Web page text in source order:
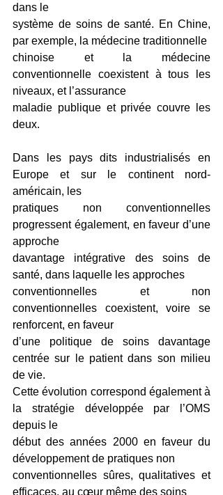
dans le
système de soins de santé. En Chine,
par exemple, la médecine traditionnelle
chinoise et la médecine
conventionnelle coexistent à tous les
niveaux, et l’assurance
maladie publique et privée couvre les
deux.
Dans les pays dits industrialisés en
Europe et sur le continent nord-
américain, les
pratiques non conventionnelles
progressent également, en faveur d’une
approche
davantage intégrative des soins de
santé, dans laquelle les approches
conventionnelles et non
conventionnelles coexistent, voire se
renforcent, en faveur
d’une politique de soins davantage
centrée sur le patient dans son milieu
de vie.
Cette évolution correspond également à
la stratégie développée par l’OMS
depuis le
début des années 2000 en faveur du
développement de pratiques non
conventionnelles sûres, qualitatives et
efficaces, au cœur même des soins